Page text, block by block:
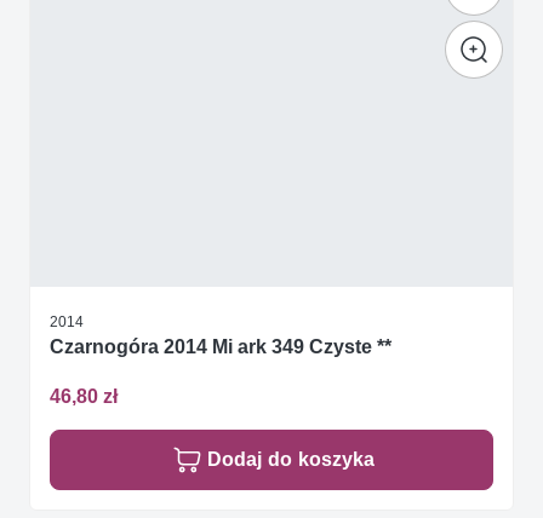
2014
Czarnogóra 2014 Mi ark 349 Czyste **
46,80 zł
Dodaj do koszyka